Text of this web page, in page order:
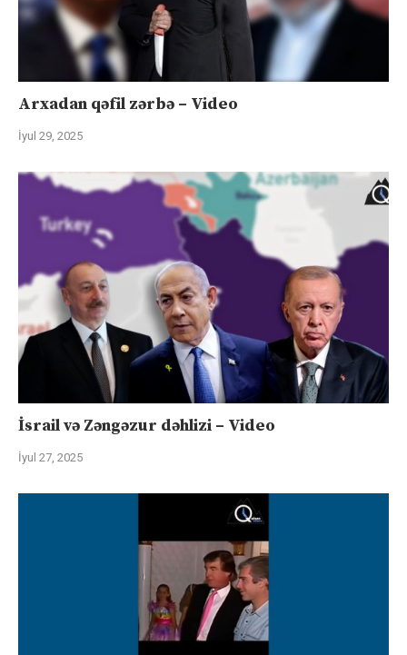
Arxadan qəfil zərbə – Video
İyul 29, 2025
İsrail və Zəngəzur dəhlizi – Video
İyul 27, 2025